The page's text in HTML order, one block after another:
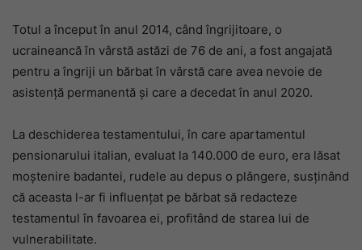
Totul a început în anul 2014, când îngrijitoare, o
ucraineancă în vârstă astăzi de 76 de ani, a fost angajată
pentru a îngriji un bărbat în vârstă care avea nevoie de
asistență permanentă și care a decedat în anul 2020.
La deschiderea testamentului, în care apartamentul
pensionarului italian, evaluat la 140.000 de euro, era lăsat
moștenire badantei, rudele au depus o plângere, susținând
că aceasta l-ar fi influențat pe bărbat să redacteze
testamentul în favoarea ei, profitând de starea lui de
vulnerabilitate.